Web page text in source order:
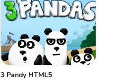
3 Pandy HTML5